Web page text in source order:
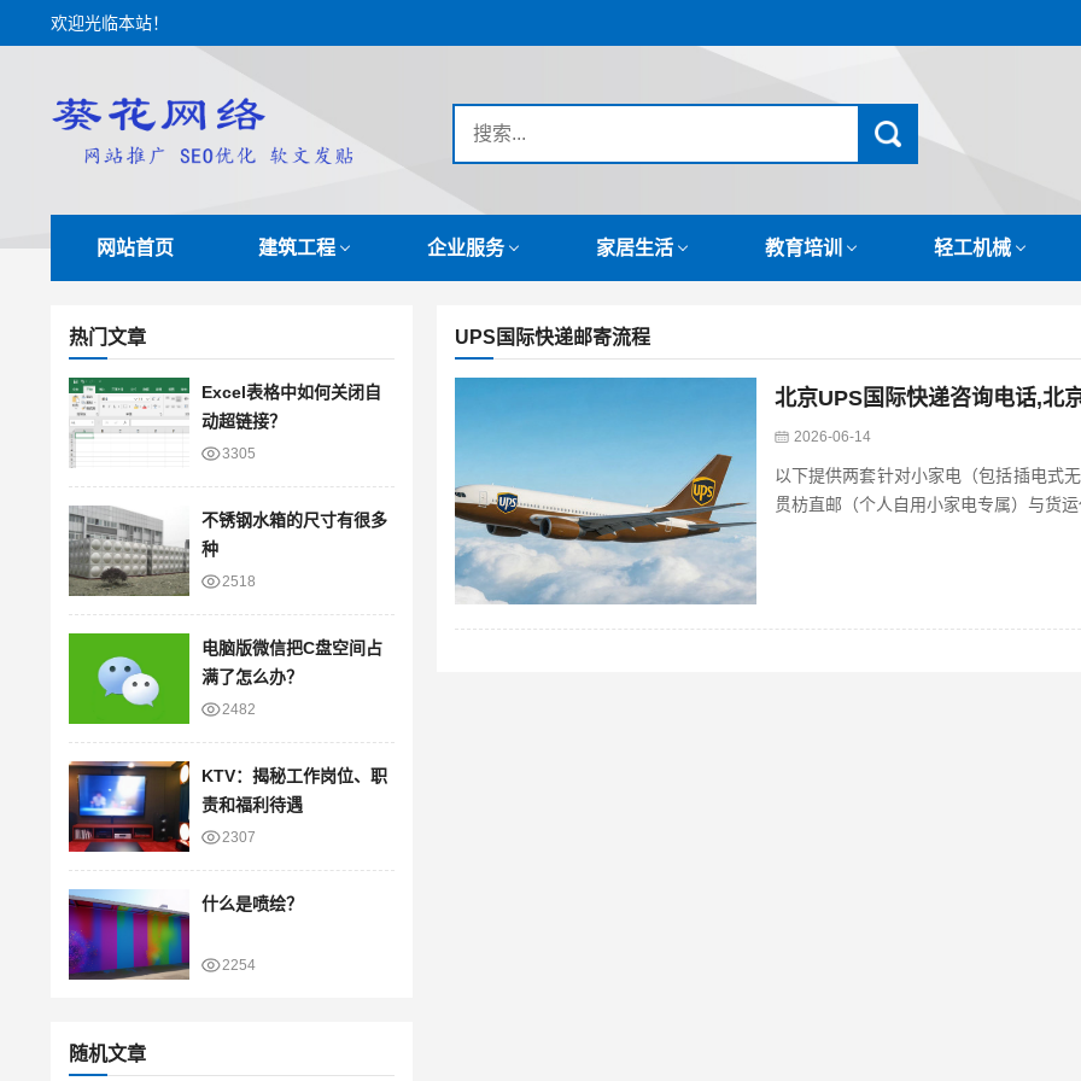
欢迎光临本站！
网站首页 建筑工程 企业服务 家居生活 教育培训 轻工机械
热门文章
Excel表格中如何关闭自
动超链接？
3305
不锈钢水箱的尺寸有很多
种
2518
电脑版微信把C盘空间占
满了怎么办？
2482
KTV：揭秘工作岗位、职
责和福利待遇
2307
什么是喷绘？
2254
随机文章
UPS国际快递邮寄流程
北京UPS国际快递咨询电话,北
2026-06-14
以下提供两套针对小家电（包括插电式
贯枋直邮（个人自用小家电专属）与货